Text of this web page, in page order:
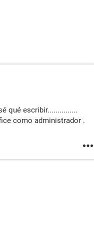
qué escribir...............
como administrador .